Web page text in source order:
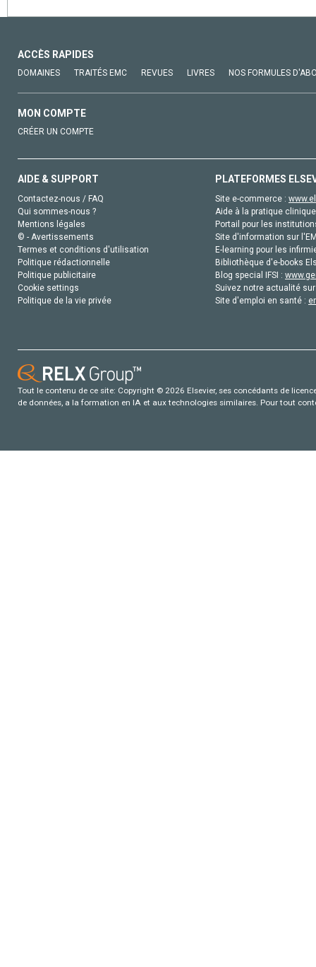
ACCÈS RAPIDES
DOMAINES TRAITÉS EMC REVUES LIVRES NOS FORMULES
MON COMPTE
CRÉER UN COMPTE
AIDE & SUPPORT
Contactez-nous / FAQ
Qui sommes-nous ?
Mentions légales
© - Avertissements
Termes et conditions d'utilisation
Politique rédactionnelle
Politique publicitaire
Cookie settings
Politique de la vie privée
PLATEFORMES
Site e-commerce :
Aide à la pratique
Portail pour les
Site d'information sur
E-learning pour les
Bibliothèque d'e-books
Blog special IFSI :
Suivez notre actualité
Site d'emploi en santé :
Tout le contenu de ce site: Copyright © 2026 Elsevier, ses concédants de
de données, a la formation en IA et aux technologies similaires. Pour tout